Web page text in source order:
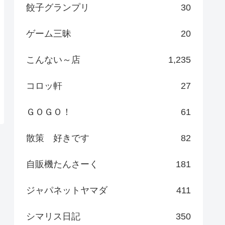
餃子グランプリ 30
ゲーム三昧 20
こんない～店 1,235
コロッ軒 27
ＧＯＧＯ！ 61
散策 好きです 82
自販機たんさーく 181
ジャパネットヤマダ 411
シマリス日記 350